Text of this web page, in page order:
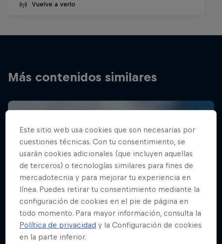
Vuelve a verlo
Más contenidos similares
Este sitio web usa cookies que son necesarias por
cuestiones técnicas. Con tu consentimiento, se
usarán cookies adicionales (que incluyen aquellas
de terceros) o tecnologías similares para fines de
mercadotecnia y para mejorar tu experiencia en
línea. Puedes retirar tu consentimiento mediante la
configuración de cookies en el pie de página en
todo momento. Para mayor información, consulta la
Política de privacidad y la Configuración de cookies
en la parte inferior.